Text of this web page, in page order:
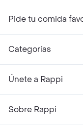
Pide tu comida
Categorías
Únete a Rappi
Sobre Rappi